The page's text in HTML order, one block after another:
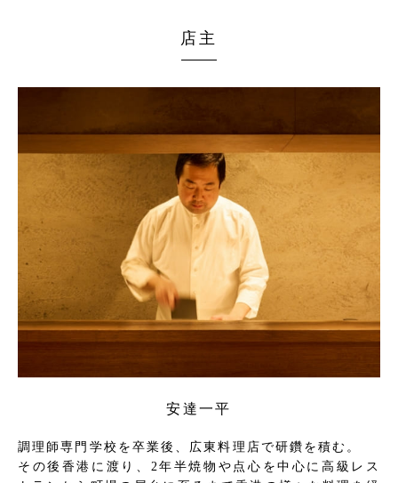
店主
安達一平
調理師専門学校を卒業後、広東料理店で研鑽を積む。
その後香港に渡り、2年半焼物や点心を中心に高級レス